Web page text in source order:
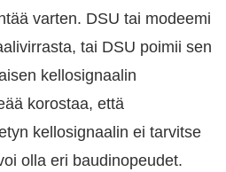
varten. DSU tai modeemi
tai DSU poimii sen
kellosignaalin
korostaa, että
kellosignaalin ei tarvitse
olla eri baudinopeudet.